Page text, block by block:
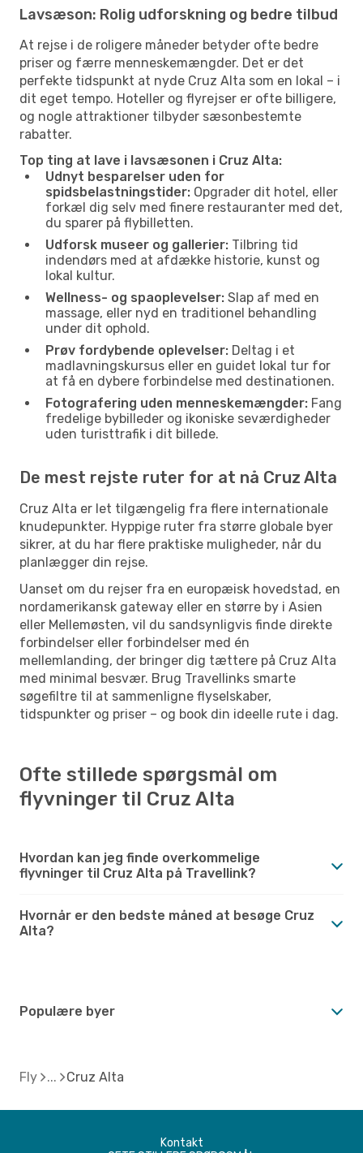
Lavsæson: Rolig udforskning og bedre tilbud
At rejse i de roligere måneder betyder ofte bedre
priser og færre menneskemængder. Det er det
perfekte tidspunkt at nyde Cruz Alta som en lokal – i
dit eget tempo. Hoteller og flyrejser er ofte billigere,
og nogle attraktioner tilbyder sæsonbestemte
rabatter.
Top ting at lave i lavsæsonen i Cruz Alta:
Udnyt besparelser uden for
spidsbelastningstider: Opgrader dit hotel, eller
forkæl dig selv med finere restauranter med det,
du sparer på flybilletten.
Udforsk museer og gallerier: Tilbring tid
indendørs med at afdække historie, kunst og
lokal kultur.
Wellness- og spaoplevelser: Slap af med en
massage, eller nyd en traditionel behandling
under dit ophold.
Prøv fordybende oplevelser: Deltag i et
madlavningskursus eller en guidet lokal tur for
at få en dybere forbindelse med destinationen.
Fotografering uden menneskemængder: Fang
fredelige bybilleder og ikoniske seværdigheder
uden turisttrafik i dit billede.
De mest rejste ruter for at nå Cruz Alta
Cruz Alta er let tilgængelig fra flere internationale
knudepunkter. Hyppige ruter fra større globale byer
sikrer, at du har flere praktiske muligheder, når du
planlægger din rejse.
Uanset om du rejser fra en europæisk hovedstad, en
nordamerikansk gateway eller en større by i Asien
eller Mellemøsten, vil du sandsynligvis finde direkte
forbindelser eller forbindelser med én
mellemlanding, der bringer dig tættere på Cruz Alta
med minimal besvær. Brug Travellinks smarte
søgefiltre til at sammenligne flyselskaber,
tidspunkter og priser – og book din ideelle rute i dag.
Ofte stillede spørgsmål om
flyvninger til Cruz Alta
Hvordan kan jeg finde overkommelige
flyvninger til Cruz Alta på Travellink?
Hvornår er den bedste måned at besøge Cruz
Alta?
Populære byer
Fly Cruz Alta
Kontakt